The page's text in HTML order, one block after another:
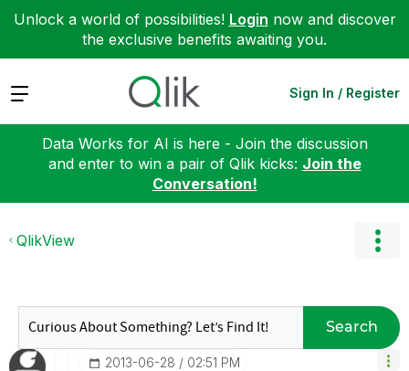
Unlock a world of possibilities! Login now and discover
the exclusive benefits awaiting you.
Expand Sign In / Register
Data Works for AI is here - Join the discussion
and enter to win a pair of Qlik kicks: Join the
Conversation!
QlikView
Search
‎2013-06-28 02:51 PM